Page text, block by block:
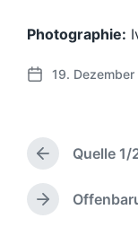
Photographie:
V
ö
f
e
n
19. Dezember
V
o
r
h
Quelle 1/
N